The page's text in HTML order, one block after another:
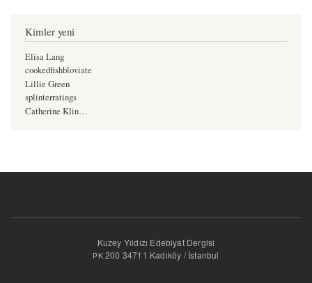
Kimler yeni
Elisa Lang
cookedfishbloviate
Lillie Green
splinterratings
Catherine Klin…
Kuzey Yıldızı Edebiyat Dergisi
PK200 34711 Kadıköy / İstanbul